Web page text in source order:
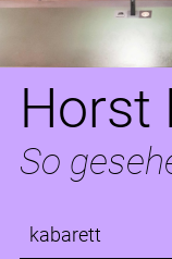
Horst
So
kabarett